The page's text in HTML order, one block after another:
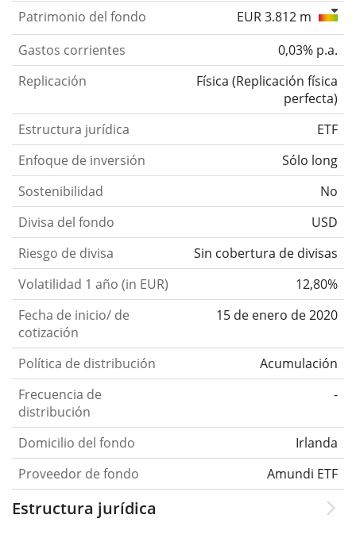
Patrimonio del fondo
EUR 3.812 m
Gastos corrientes
0,03% p.a.
Replicación
Física (Replicación física
perfecta)
Estructura jurídica
ETF
Enfoque de inversión
Sólo long
Sostenibilidad
No
Divisa del fondo
USD
Riesgo de divisa
Sin cobertura de divisas
Volatilidad 1 año (in EUR)
12,80%
Fecha de inicio/ de
cotización
15 de enero de 2020
Política de distribución
Acumulación
Frecuencia de
distribución
-
Domicilio del fondo
Irlanda
Proveedor de fondo
Amundi ETF
Estructura jurídica